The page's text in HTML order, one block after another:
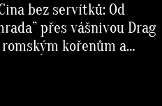
bez servítků: Od
přes vášnivou Drag
romským kořenům a